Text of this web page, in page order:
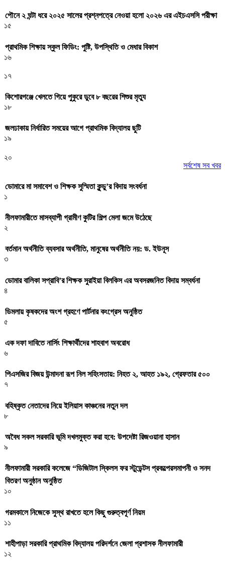
পৌনে ২ ঘন্টা ধরে ২০২৫ সালের প্রশ্নপত্রে নেওয়া হলো ২০২৬ এর এইচএসসি পরীক্ষা
১৫
প্রাথমিক শিক্ষায় স্কুল ফিডিং: পুষ্টি, উপস্থিতি ও মেধার বিকাশ
১৬
১৭
কিশোরগঞ্জে খেলতে গিয়ে পুকুরে ডুবে ৮ বছরের শিশুর মৃত্যু
১৮
জলঢাকায় নির্ধারিত সময়ের আগে প্রাথমিক বিদ্যালয় ছুটি
১৯
২০
সর্বশেষ সব খবর
ডোমারে মা সমাবেশ ও শিক্ষক সুস্মিতা কুন্ডু’র বিদায় সংবর্ধনা
১
নীলফামারীতে মাসব্যাপী গ্রামীণ কুটির শিল্প মেলা জমে উঠেছে
২
বর্তমান অর্থনীতি ব্যবসার অর্থনীতি, মানুষের অর্থনীতি নয়: ড. ইউনূস
৩
ডোমার বালিকা সপ্রাবি’র শিক্ষক সুরাইয়া বিলকিস এর অবসরজনিত বিদায় সম্বর্ধনা
৪
ডিমলায় কৃষকদের অংশ গ্রহণে পার্টনার কংগ্রেস অনুষ্ঠিত
৫
এক দফা দাবিতে নার্সিং শিক্ষার্থীদের শাহবাগ অবরোধ
৬
পিএসজির বিজয় উন্মাদনা রূপ নিল সহিংসতায়: নিহত ২, আহত ১৯২, গ্রেফতার ৫০০
৭
বহিষ্কৃত নেতাদের নিয়ে ইলিয়াস কাঞ্চনের নতুন দল
৮
অবৈধ সকল সরকারি ভূমি দখলমুক্ত করা হবে: উপদেষ্টা রিজওয়ানা হাসান
৯
নীলফামারী সরকারি কলেজে “ডিজিটাল স্কিলস ফর স্টুডেন্টস প্রকল্পেরসমাপনী ও সনদ
বিতরণ অনুষ্ঠান অনুষ্ঠিত
১০
গরমকালে নিজেকে সুস্থ রাখতে হলে কিছু গুরুত্বপূর্ণ নিয়ম
১১
শাহীপাড়া সরকারি প্রাথমিক বিদ্যালয় পরিদর্শনে জেলা প্রশাসক নীলফামারী
১২